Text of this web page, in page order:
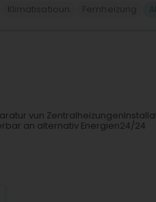
vun
an alternativ Energien24/24